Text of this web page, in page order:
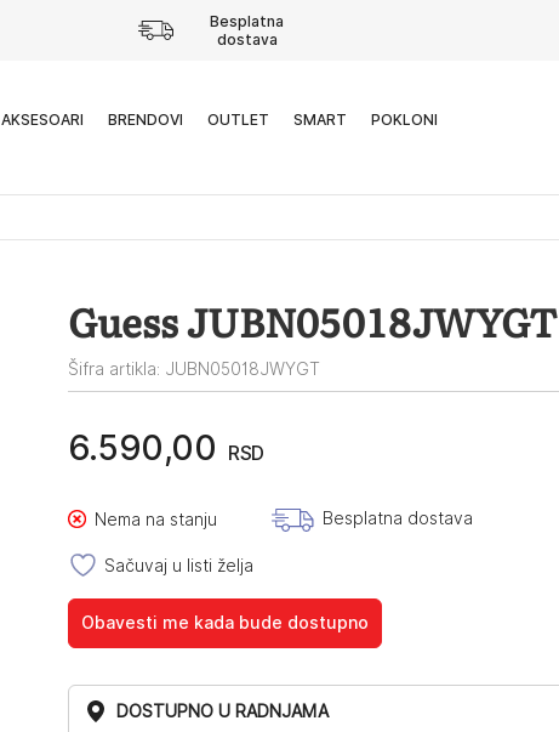
Besplatna
dostava
AKSESOARI BRENDOVI OUTLET SMART POKLONI
Guess JUBN05018JWYGT
Šifra artikla: JUBN05018JWYGT
6.590,00 RSD
Nema na stanju Besplatna dostava
Sačuvaj u listi želja
Obavesti me kada bude dostupno
DOSTUPNO U RADNJAMA